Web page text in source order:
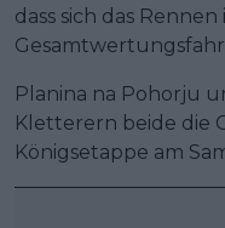
dass sich das
Planina na Pohorju
Kletterern beide die
Königsetappe am